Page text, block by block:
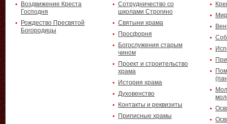
Воздвижение Креста
Господня
Рождество Пресвятой
Богородицы
Сотрудничество со
школами Строгино
Святыни храма
Просфорня
Богослужения старым
чином
Проект и строительство
храма
История храма
Духовенство
Контакты и реквизиты
Приписные храмы